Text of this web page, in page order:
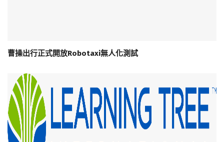
曹操出行正式開放Robotaxi無人化測試